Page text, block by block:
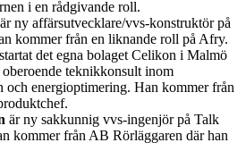
i en rådgivande roll.
är ny affärsutvecklare/vvs-konstruktör på
kommer från en liknande roll på Afry.
det egna bolaget Celikon i Malmö
oberoende teknikkonsult inom
och energioptimering. Han kommer från
är ny sakkunnig vvs-ingenjör på Talk
kommer från AB Rörläggaren där han